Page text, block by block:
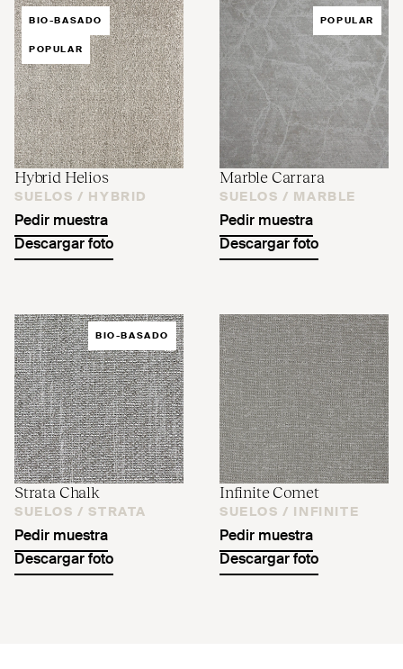
BIO-BASADO
POPULAR
Hybrid Helios
SUELOS / HYBRID
Pedir muestra
Descargar foto
POPULAR
Marble Carrara
SUELOS / MARBLE
Pedir muestra
Descargar foto
BIO-BASADO
Strata Chalk
SUELOS / STRATA
Pedir muestra
Descargar foto
Infinite Comet
SUELOS / INFINITE
Pedir muestra
Descargar foto